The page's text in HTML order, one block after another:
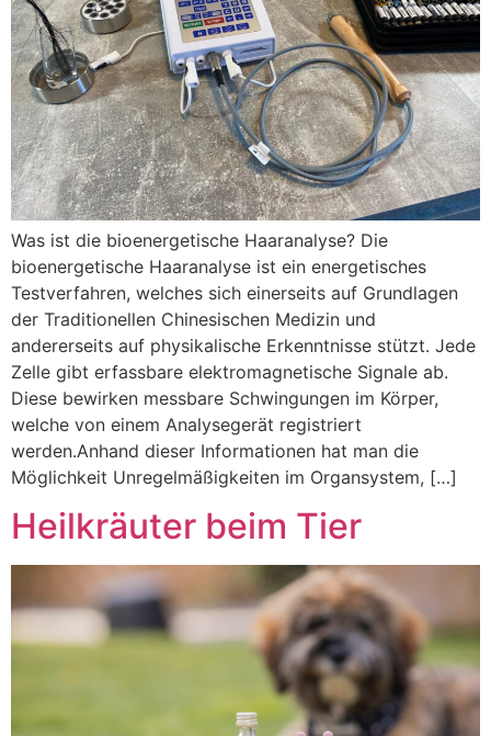
Was ist die bioenergetische Haaranalyse? Die
bioenergetische Haaranalyse ist ein energetisches
Testverfahren, welches sich einerseits auf Grundlagen
der Traditionellen Chinesischen Medizin und
andererseits auf physikalische Erkenntnisse stützt. Jede
Zelle gibt erfassbare elektromagnetische Signale ab.
Diese bewirken messbare Schwingungen im Körper,
welche von einem Analysegerät registriert
werden.Anhand dieser Informationen hat man die
Möglichkeit Unregelmäßigkeiten im Organsystem, […]
Heilkräuter beim Tier